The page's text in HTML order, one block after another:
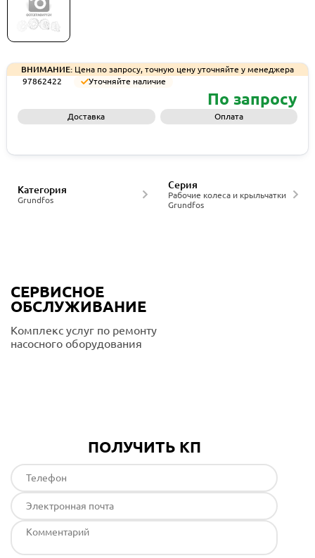
ВНИМАНИЕ: Цена по запросу, точную цену уточняйте у менеджера
97862422
Уточняйте наличие
По запросу
Доставка Оплата
Grundfos
Категория
Рабочие колеса и крыльчатки
Grundfos
Серия
СЕРВИСНОЕ
ОБСЛУЖИВАНИЕ
Комплекс услуг по ремонту
насосного оборудования
ПОЛУЧИТЬ КП